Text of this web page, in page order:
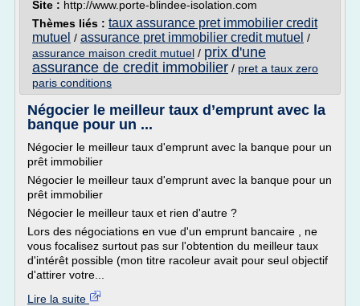
Site : http://www.porte-blindee-isolation.com
Thèmes liés : taux assurance pret immobilier credit
mutuel / assurance pret immobilier credit mutuel /
assurance maison credit mutuel / prix d'une
assurance de credit immobilier / pret a taux zero
paris conditions
Négocier le meilleur taux d’emprunt avec la
banque pour un ...
Négocier le meilleur taux d'emprunt avec la banque pour un
prêt immobilier
Négocier le meilleur taux d'emprunt avec la banque pour un
prêt immobilier
Négocier le meilleur taux et rien d'autre ?
Lors des négociations en vue d'un emprunt bancaire , ne
vous focalisez surtout pas sur l'obtention du meilleur taux
d'intérêt possible (mon titre racoleur avait pour seul objectif
d'attirer votre...
Lire la suite